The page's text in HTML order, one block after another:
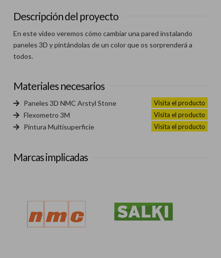
Descripción del proyecto
En este vídeo veremos cómo cambiar una pared instalando
paneles 3D y pintándolas de un color que os sorprenderá a
todos.
Materiales necesarios
Paneles 3D NMC Arstyl Stone Visita el producto
Flexometro 3M Visita el producto
Pintura Multisuperficie Visita el producto
Marcas implicadas